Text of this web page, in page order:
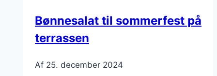
Bønnesalat til sommerfest på
terrassen
Af 25. december 2024